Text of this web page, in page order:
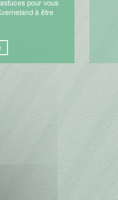
pour vous
à être